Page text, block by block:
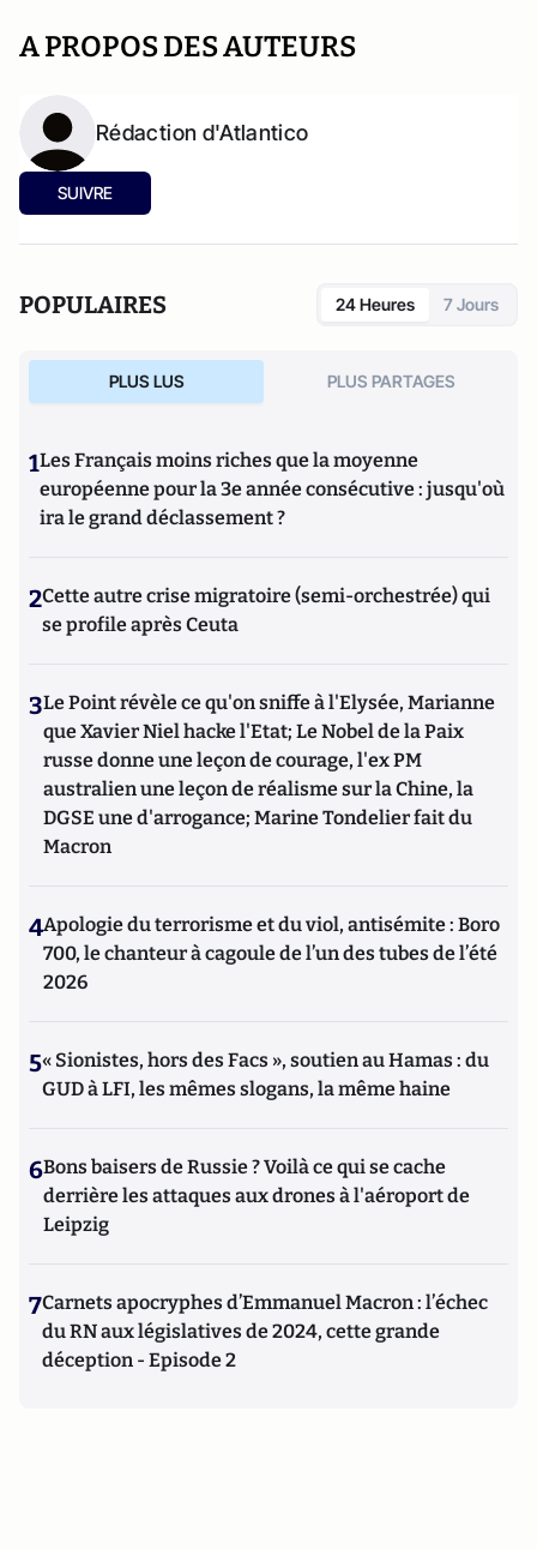
A PROPOS DES AUTEURS
Rédaction d'Atlantico
SUIVRE
POPULAIRES 24 Heures 7 Jours
PLUS LUS PLUS PARTAGES
1Les Français moins riches que la moyenne
européenne pour la 3e année consécutive : jusqu'où
ira le grand déclassement ?
2Cette autre crise migratoire (semi-orchestrée) qui
se profile après Ceuta
3Le Point révèle ce qu'on sniffe à l'Elysée, Marianne
que Xavier Niel hacke l'Etat; Le Nobel de la Paix
russe donne une leçon de courage, l'ex PM
australien une leçon de réalisme sur la Chine, la
DGSE une d'arrogance; Marine Tondelier fait du
Macron
4Apologie du terrorisme et du viol, antisémite : Boro
700, le chanteur à cagoule de l’un des tubes de l’été
2026
5« Sionistes, hors des Facs », soutien au Hamas : du
GUD à LFI, les mêmes slogans, la même haine
6Bons baisers de Russie ? Voilà ce qui se cache
derrière les attaques aux drones à l'aéroport de
Leipzig
7Carnets apocryphes d’Emmanuel Macron : l’échec
du RN aux législatives de 2024, cette grande
déception - Episode 2